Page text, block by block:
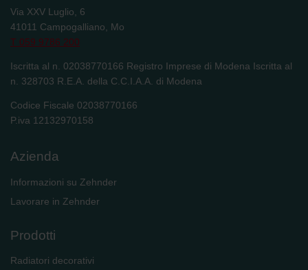
danych Zehnder
Zehnder Group UK Limited: Privacy Policy
Via XXV Luglio, 6
41011 Campogalliano, Mo
T 059 9786 200
Iscritta al n. 02038770166 Registro Imprese di Modena Iscritta al
n. 328703 R.E.A. della C.C.I.A.A. di Modena
Codice Fiscale 02038770166
P.iva 12132970158
Azienda
Informazioni su Zehnder
Lavorare in Zehnder
Prodotti
Radiatori decorativi